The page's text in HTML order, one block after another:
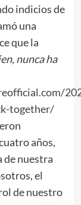
indicios de
una
que la
nunca ha
together/
años,
de nuestra
el
de nuestro